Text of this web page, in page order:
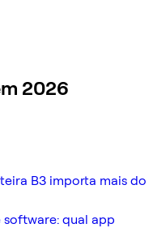
2026
B3 importa mais do
qual app